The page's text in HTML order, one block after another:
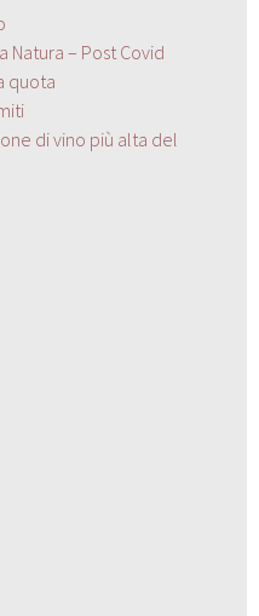
Natura – Post Covid
quota
di vino più alta del